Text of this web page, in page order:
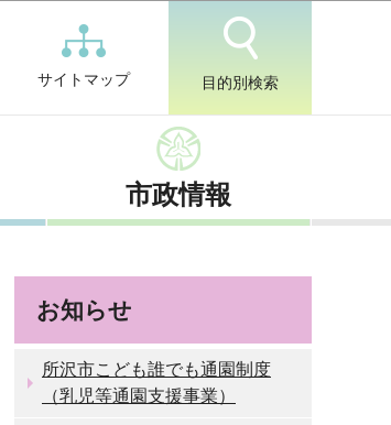
サイトマップ 目的別検索
市政情報
お知らせ
所沢市こども誰でも通園制度
（乳児等通園支援事業）